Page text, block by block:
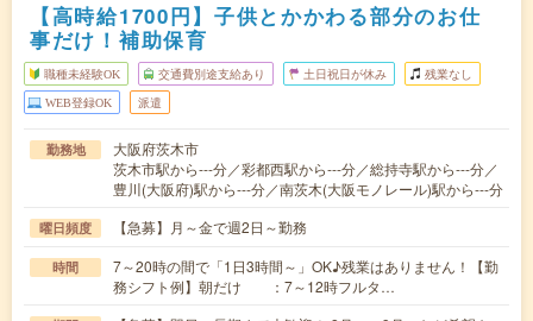
【高時給1700円】子供とかかわる部分のお仕
事だけ！補助保育
職種未経験OK 交通費別途支給あり 土日祝日が休み 残業なし
WEB登録OK 派遣
勤務地
大阪府茨木市
茨木市駅から---分／彩都西駅から---分／総持寺駅から---分／
豊川(大阪府)駅から---分／南茨木(大阪モノレール)駅から---分
曜日頻度 【急募】月～金で週2日～勤務
時間
7～20時の間で「1日3時間～」OK♪残業はありません！【勤
務シフト例】朝だけ ：7～12時フルタ…